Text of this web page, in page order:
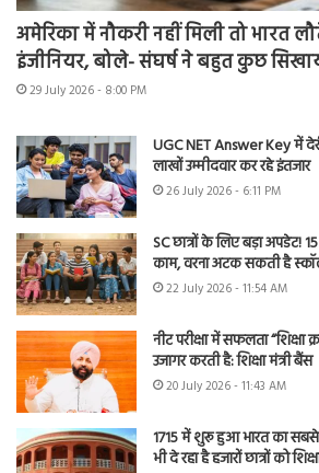
अमेरिका में नौकरी नहीं मिली तो भारत
इंजीनियर, बोले- संघर्ष ने बहुत कुछ
29 July 2026 - 8:00 PM
UGC NET Answer Key में
लाखों उम्मीदवार कर रहे इंतजार
26 July 2026 - 6:11 PM
SC छात्रों के लिए बड़ा
काम, वरना अटक सकती है
22 July 2026 - 11:54 AM
नीट परीक्षा में सफलता “शिक्षा
उजागर करती है: शिक्षा मंत्री बैंस
20 July 2026 - 11:43 AM
1715 में शुरू हुआ भारत का
भी दे रहा है हजारों छात्रों को